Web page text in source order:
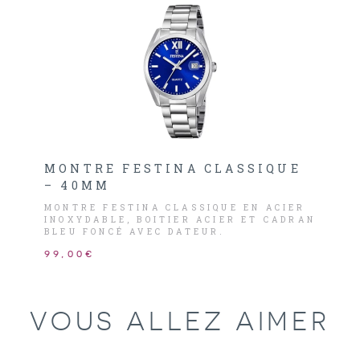
MONTRE FESTINA CLASSIQUE
– 40MM
MONTRE FESTINA CLASSIQUE EN ACIER
INOXYDABLE, BOITIER ACIER ET CADRAN
BLEU FONCÉ AVEC DATEUR.
99,00€
VOUS ALLEZ AIMER